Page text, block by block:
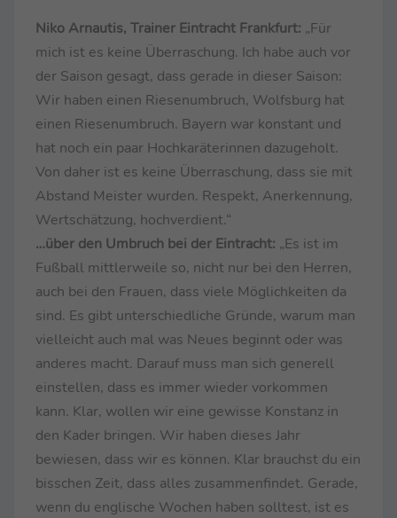
Niko Arnautis, Trainer Eintracht Frankfurt: „Für
mich ist es keine Überraschung. Ich habe auch vor
der Saison gesagt, dass gerade in dieser Saison:
Wir haben einen Riesenumbruch, Wolfsburg hat
einen Riesenumbruch. Bayern war konstant und
hat noch ein paar Hochkaräterinnen dazugeholt.
Von daher ist es keine Überraschung, dass sie mit
Abstand Meister wurden. Respekt, Anerkennung,
Wertschätzung, hochverdient.“
…über den Umbruch bei der Eintracht: „Es ist im
Fußball mittlerweile so, nicht nur bei den Herren,
auch bei den Frauen, dass viele Möglichkeiten da
sind. Es gibt unterschiedliche Gründe, warum man
vielleicht auch mal was Neues beginnt oder was
anderes macht. Darauf muss man sich generell
einstellen, dass es immer wieder vorkommen
kann. Klar, wollen wir eine gewisse Konstanz in
den Kader bringen. Wir haben dieses Jahr
bewiesen, dass wir es können. Klar brauchst du ein
bisschen Zeit, dass alles zusammenfindet. Gerade,
wenn du englische Wochen haben solltest, ist es